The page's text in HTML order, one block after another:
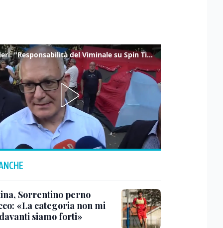
Gualtieri: "Responsabilità del Viminale su Spin Time? La posizione dei partiti è nota"
Sorrentino perno
«La categoria non mi
siamo forti»